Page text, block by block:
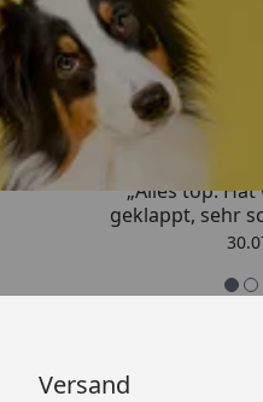
„Alles top.
geklappt, sehr
Versand